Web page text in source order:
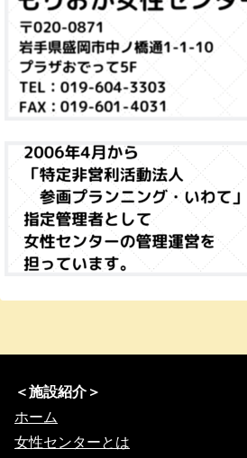
＜施設紹介＞
ホーム
女性センターとは